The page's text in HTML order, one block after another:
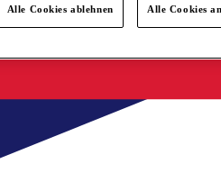
Alle Cookies ablehnen Alle Cookies